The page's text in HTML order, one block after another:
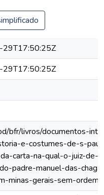
bfr/livros/documentos-
e-costumes-de-s-
carta-na-qual-o-juiz-de-
padre-manuel-das-
minas-gerais-sem-